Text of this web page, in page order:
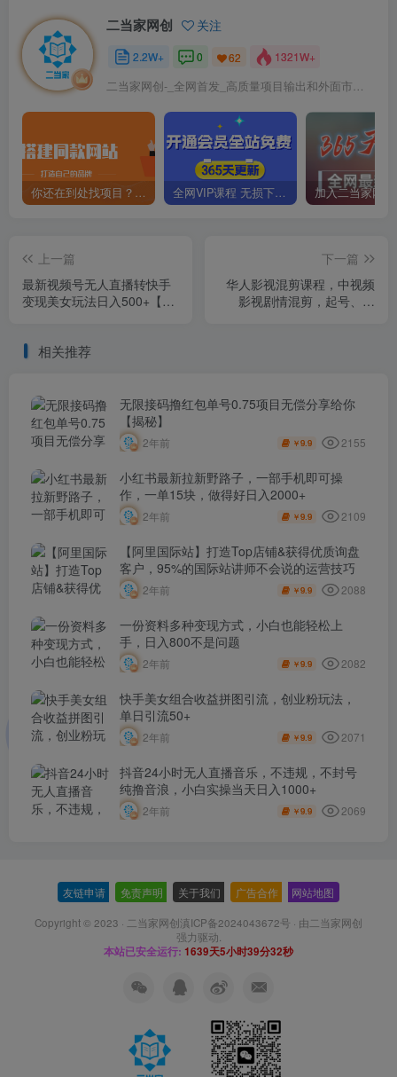
二当家网创 关注
2.2W+ 0 62 1321W+
二当家网创-_全网首发_高质量项目输出和外面市场高价课程一模一样
你还在到处找项目？还在当韭菜？我靠卖项目一个月收入5万+，曾经我也是个失败者。 全网VIP课程 无损下载~
上一篇
最新视频号无人直播转快手
变现美女玩法日入500+【教
下一篇
华人影视混剪课程，中视频
影视剧情混剪，起号、养
相关推荐
无限接码撸红包单号0.75项目无偿分享给你
【揭秘】
2年前 ￥9.9 2155
小红书最新拉新野路子，一部手机即可操
作，一单15块，做得好日入2000+
2年前 ￥9.9 2109
【阿里国际站】打造Top店铺&获得优质询盘
客户，​95%的国际站讲师不会说的运营技巧
2年前 ￥9.9 2088
一份资料多种变现方式，小白也能轻松上
手，日入800不是问题
2年前 ￥9.9 2082
快手美女组合收益拼图引流，创业粉玩法，
单日引流50+
2年前 ￥9.9 2071
抖音24小时无人直播音乐，不违规，不封号
纯撸音浪，小白实操当天日入1000+
2年前 ￥9.9 2069
友链申请 免责声明 关于我们 广告合作 网站地图
Copyright © 2023 · 二当家网创滇ICP备2024043672号 · 由二当家网创
强力驱动.
本站已安全运行: 1639天5小时39分32秒